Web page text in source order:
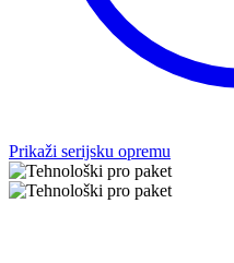
Prikaži serijsku opremu